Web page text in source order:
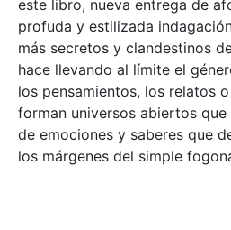
este libro, nueva entrega de
profuda y estilizada
más secretos y clandestinos
hace llevando al límite el
los pensamientos, los relatos
forman universos abiertos
de emociones y saberes que
los márgenes del simple